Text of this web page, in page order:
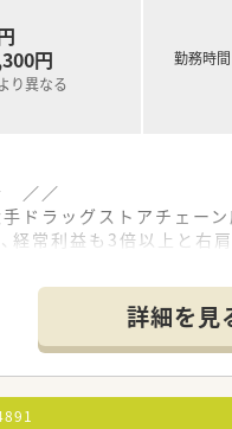
したい方！
手企業で働きたい方！
円
り異なる
勤務時間
／／
ドラッグストアチェーン
常利益も3倍以上と右
休暇についても部署ごと
ございます。医薬品・化
も取得しており、子育
す。
ランスを推進する優良
詳細を見